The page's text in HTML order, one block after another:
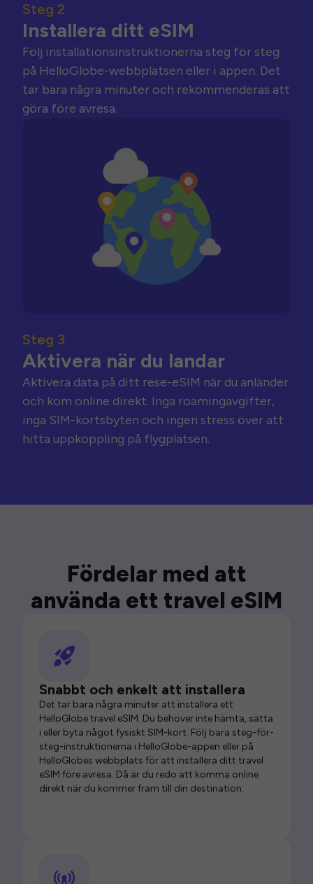
Steg 2
Installera ditt eSIM
Följ installationsinstruktionerna steg för steg
på HelloGlobe-webbplatsen eller i appen. Det
tar bara några minuter och rekommenderas att
göra före avresa.
Steg 3
Aktivera när du landar
Aktivera data på ditt rese-eSIM när du anländer
och kom online direkt. Inga roamingavgifter,
inga SIM-kortsbyten och ingen stress över att
hitta uppkoppling på flygplatsen.
Fördelar med att
använda ett travel eSIM
Snabbt och enkelt att installera
Det tar bara några minuter att installera ett
HelloGlobe travel eSIM. Du behöver inte hämta, sätta
i eller byta något fysiskt SIM-kort. Följ bara steg-för-
steg-instruktionerna i HelloGlobe-appen eller på
HelloGlobes webbplats för att installera ditt travel
eSIM före avresa. Då är du redo att komma online
direkt när du kommer fram till din destination.